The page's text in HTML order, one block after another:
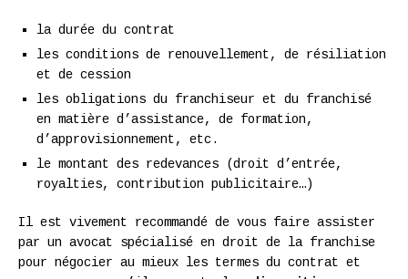
la durée du contrat
les conditions de renouvellement, de résiliation
et de cession
les obligations du franchiseur et du franchisé
en matière d’assistance, de formation,
d’approvisionnement, etc.
le montant des redevances (droit d’entrée,
royalties, contribution publicitaire…)
Il est vivement recommandé de vous faire assister
par un avocat spécialisé en droit de la franchise
pour négocier au mieux les termes du contrat et